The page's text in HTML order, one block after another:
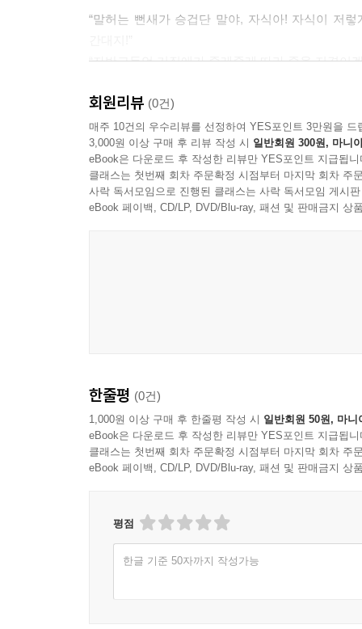
“말허는 뻔새가 승겁단 말야, 자식아! 자식이 저
“자반고등언 기집애가 줄레줄레 따라 죽을 지경이
빈말은 아닌가 보다 하였다.
화가 더럭더럭 나나 마치 중이 장엘 왔다 소나기
회원리뷰 (0건)
매주 10건의 우수리뷰를 선정하여 YES포인트 3만원을 드
3,000원 이상 구매 후 리뷰 작성 시 일반회원 300원, 마니
eBook은 다운로드 후 작성한 리뷰만 YES포인트 지급됩니
클래스는 첫번째 회차 주문확정 시점부터 마지막 회차 주
사락 독서모임으로 진행된 클래스는 사락 독서모임 게시
eBook 페이백, CD/LP, DVD/Blu-ray, 패션 및 판매금지 상
한줄평 (0건)
1,000원 이상 구매 후 한줄평 작성 시 일반회원 50원, 마니
eBook은 다운로드 후 작성한 리뷰만 YES포인트 지급됩니
클래스는 첫번째 회차 주문확정 시점부터 마지막 회차 주
eBook 페이백, CD/LP, DVD/Blu-ray, 패션 및 판매금지 상
평점
한글 기준 50자까지 작성가능